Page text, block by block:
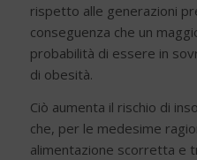
rispetto alle generazioni
conseguenza che un
probabilità di essere in
di obesità.
Ciò aumenta il rischio di
che, per le medesime
alimentazione scorretta e